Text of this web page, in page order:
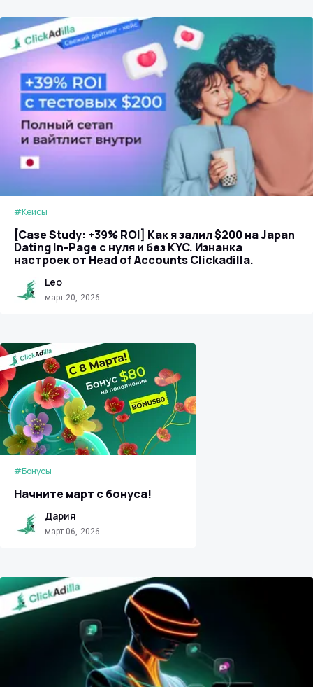
#Кейсы
[Case Study: +39% ROI] Как я залил $200 на Japan
Dating In-Page с нуля и без KYC. Изнанка
настроек от Head of Accounts Clickadilla.
Leo
март 20, 2026
#Бонусы
Начните март с бонуса!
Дария
март 06, 2026